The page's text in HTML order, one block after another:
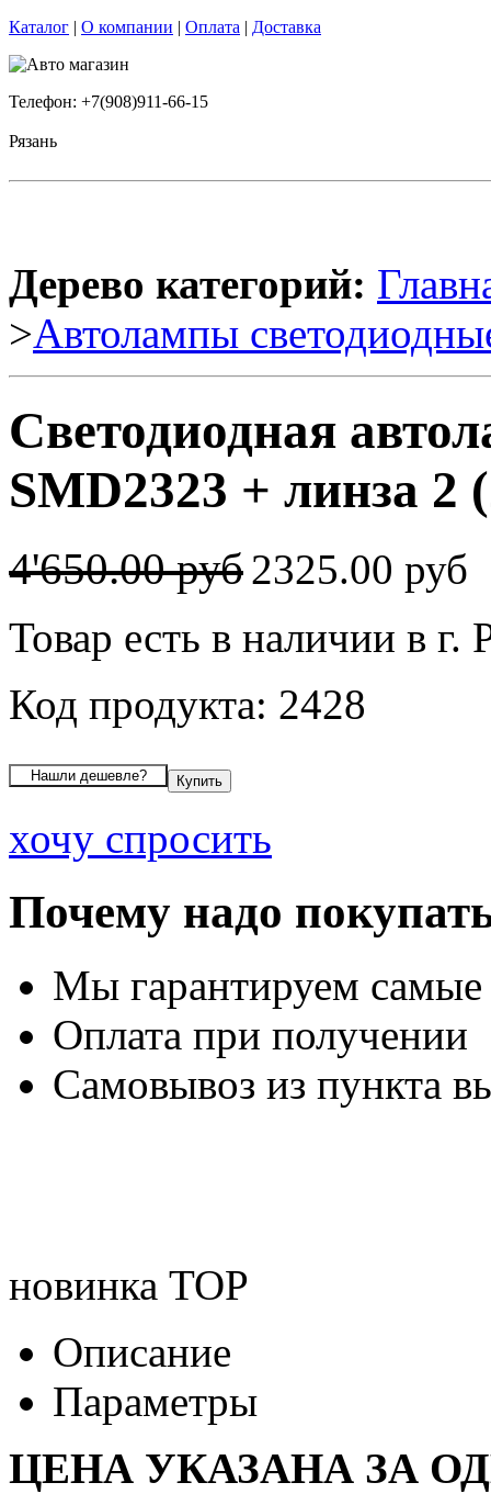
Каталог | О компании | Оплата | Доставка
Телефон: +7(908)911-66-15
Рязань
Дерево категорий:
>Автолампы
Светодиодная
SMD2323 + линза 2
4'650.00 руб2325.00 руб
Товар есть в наличии в г.
Код продукта: 2428
хочу спросить
Почему надо
Мы гарантируем
Оплата при получении
Самовывоз из пункта
новинка TOP
Описание
Параметры
ЦЕНА УКАЗАНА ЗА